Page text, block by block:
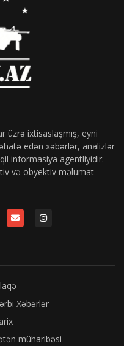
üzrə ixtisaslaşmış, eyni
edən xəbərlər, analizlər
informasiya agentliyidir.
və obyektiv məlumat
Xəbərlər
müharibəsi